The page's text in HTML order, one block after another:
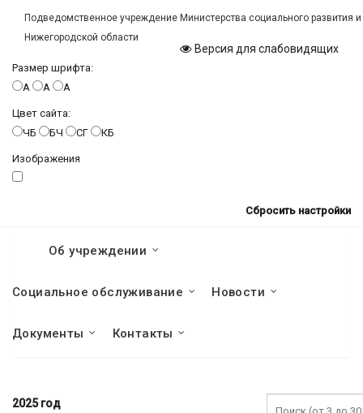
Подведомственное учреждение Министерства социального развития
Нижегородской области
Версия для слабовидящих
Размер шрифта:
A
A A
Цвет сайта:
ЧБ
БЧ СГ КБ
Изображения
Сбросить настройки
Об учреждении
Социальное обслуживание Новости
Документы Контакты
2025 год